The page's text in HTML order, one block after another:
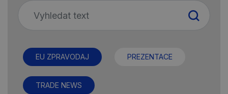
EU ZPRAVODAJ PREZENTACE
TRADE NEWS